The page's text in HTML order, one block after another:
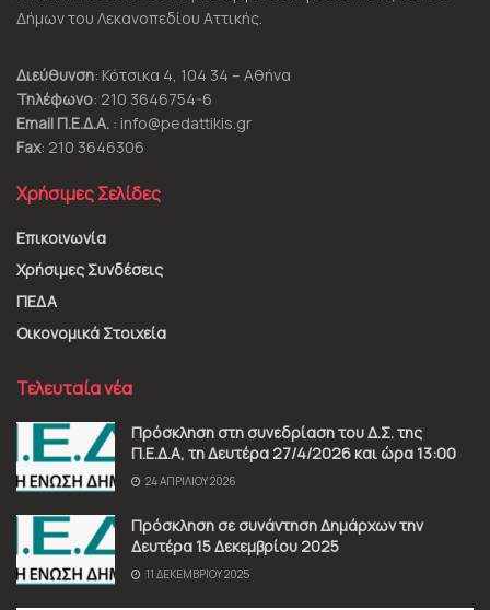
Δήμων του Λεκανοπεδίου Αττικής.
Διεύθυνση: Κότσικα 4, 104 34 – Αθήνα
Τηλέφωνο: 210 3646754-6
Email Π.Ε.Δ.Α. : info@pedattikis.gr
Fax: 210 3646306
Χρήσιμες Σελίδες
Επικοινωνία
Χρήσιμες Συνδέσεις
ΠΕΔΑ
Οικονομικά Στοιχεία
Τελευταία νέα
Πρόσκληση στη συνεδρίαση του Δ.Σ. της
Π.Ε.Δ.Α, τη Δευτέρα 27/4/2026 και ώρα 13:00
24 ΑΠΡΙΛΊΟΥ 2026
Πρόσκληση σε συνάντηση Δημάρχων την
Δευτέρα 15 Δεκεμβρίου 2025
11 ΔΕΚΕΜΒΡΊΟΥ 2025